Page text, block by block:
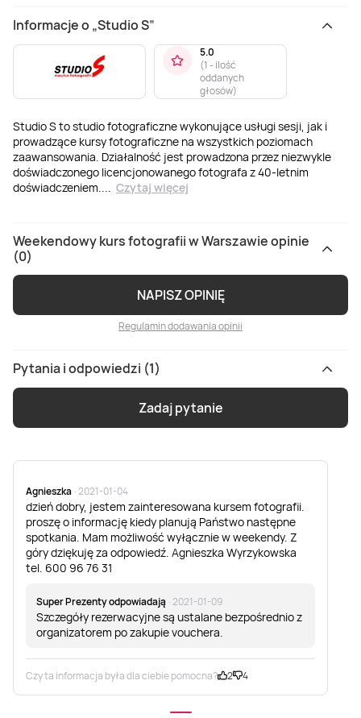
Informacje o „Studio S”
Studio S to studio fotograficzne wykonujące usługi sesji, jak i
prowadzące kursy fotograficzne na wszystkich poziomach
zaawansowania. Działalność jest prowadzona przez niezwykle
doświadczonego licencjonowanego fotografa z 40-letnim
doświadczeniem.
Czytaj więcej
5.0
(1 - ilość
oddanych
głosów)
Weekendowy kurs fotografii w Warszawie opinie
(0)
NAPISZ OPINIĘ
Regulamin dodawania opinii
Pytania i odpowiedzi (1)
Zadaj pytanie
Agnieszka · 2021-01-04
dzień dobry, jestem zainteresowana kursem fotografii.
proszę o informację kiedy planują Państwo następne
spotkania. Mam możliwość wyłącznie w weekendy. Z
góry dziękuję za odpowiedź. Agnieszka Wyrzykowska
tel. 600 96 76 31
Super Prezenty odpowiadają · 2021-01-09
Szczegóły rezerwacyjne są ustalane bezpośrednio z
organizatorem po zakupie vouchera.
Czy ta informacja była dla ciebie pomocna? 2 4